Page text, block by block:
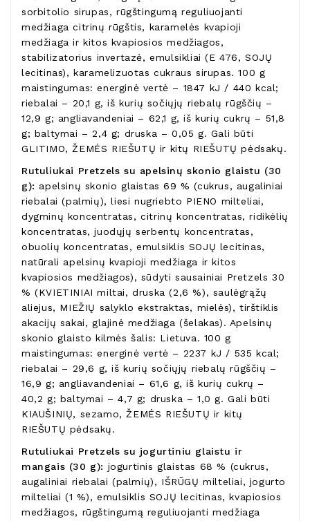
sorbitolio sirupas, rūgštingumą reguliuojanti
medžiaga citrinų rūgštis, karamelės kvapioji
medžiaga ir kitos kvapiosios medžiagos,
stabilizatorius invertazė, emulsikliai (E 476, SOJŲ
lecitinas), karamelizuotas cukraus sirupas. 100 g
maistingumas: energinė vertė – 1847 kJ / 440 kcal;
riebalai – 20,1 g, iš kurių sočiųjų riebalų rūgščių –
12,9 g; angliavandeniai – 62,1 g, iš kurių cukrų – 51,8
g; baltymai – 2,4 g; druska – 0,05 g. Gali būti
GLITIMO, ŽEMĖS RIEŠUTŲ ir kitų RIEŠUTŲ pėdsakų.
Rutuliukai Pretzels su apelsinų skonio glaistu (30
g): apelsinų skonio glaistas 69 % (cukrus, augaliniai
riebalai (palmių), liesi nugriebto PIENO milteliai,
dygminų koncentratas, citrinų koncentratas, ridikėlių
koncentratas, juodųjų serbentų koncentratas,
obuolių koncentratas, emulsiklis SOJŲ lecitinas,
natūrali apelsinų kvapioji medžiaga ir kitos
kvapiosios medžiagos), sūdyti sausainiai Pretzels 30
% (KVIETINIAI miltai, druska (2,6 %), saulėgrąžų
aliejus, MIEŽIŲ salyklo ekstraktas, mielės), tirštiklis
akacijų sakai, glajinė medžiaga (šelakas). Apelsinų
skonio glaisto kilmės šalis: Lietuva. 100 g
maistingumas: energinė vertė – 2237 kJ / 535 kcal;
riebalai – 29,6 g, iš kurių sočiųjų riebalų rūgščių –
16,9 g; angliavandeniai – 61,6 g, iš kurių cukrų –
40,2 g; baltymai – 4,7 g; druska – 1,0 g. Gali būti
KIAUŠINIŲ, sezamo, ŽEMĖS RIEŠUTŲ ir kitų
RIEŠUTŲ pėdsakų.
Rutuliukai Pretzels su jogurtiniu glaistu ir
mangais (30 g): jogurtinis glaistas 68 % (cukrus,
augaliniai riebalai (palmių), IŠRŪGŲ milteliai, jogurto
milteliai (1 %), emulsiklis SOJŲ lecitinas, kvapiosios
medžiagos, rūgštingumą reguliuojanti medžiaga